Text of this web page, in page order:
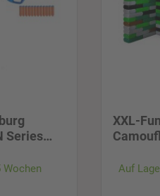
Series
Wochen
XXL-
Auf